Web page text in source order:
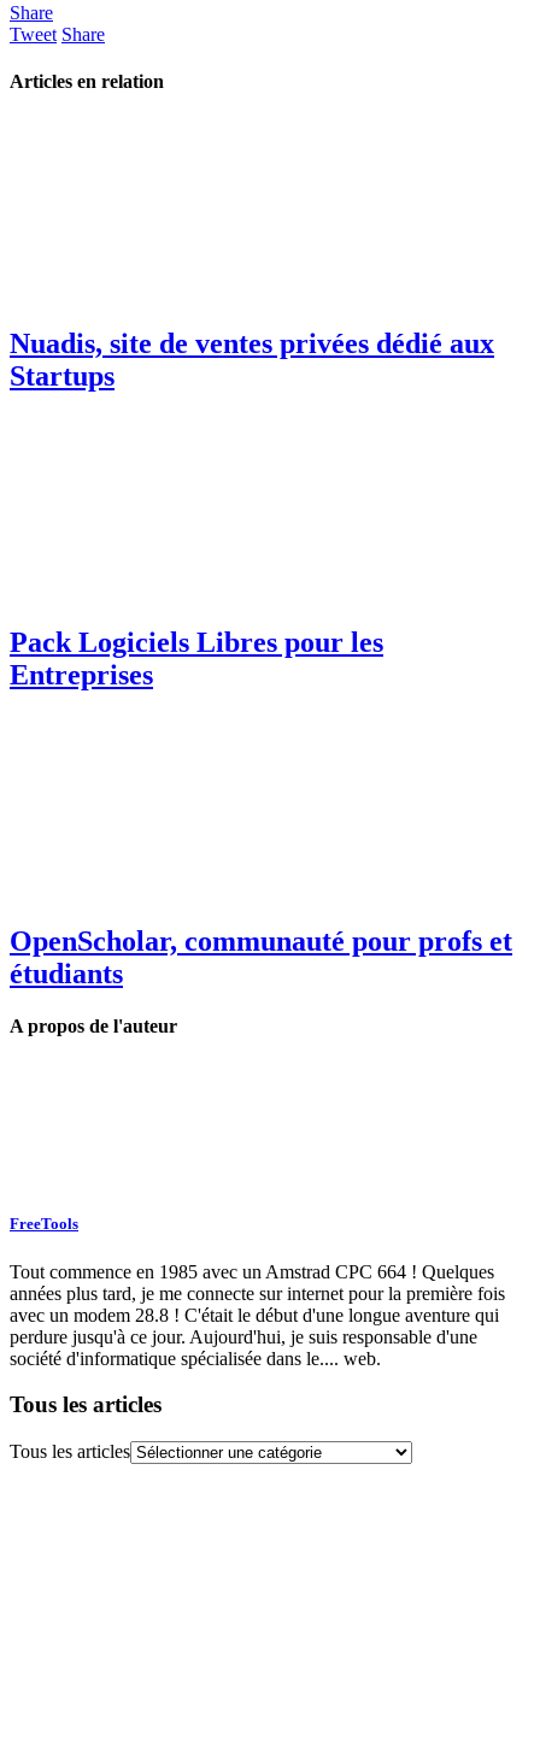
Share
Tweet Share
Articles en relation
Nuadis, site de ventes privées dédié aux
Startups
Pack Logiciels Libres pour les
Entreprises
OpenScholar, communauté pour profs et
étudiants
A propos de l'auteur
FreeTools
Tout commence en 1985 avec un Amstrad CPC 664 ! Quelques
années plus tard, je me connecte sur internet pour la première fois
avec un modem 28.8 ! C'était le début d'une longue aventure qui
perdure jusqu'à ce jour. Aujourd'hui, je suis responsable d'une
société d'informatique spécialisée dans le.... web.
Tous les articles
Tous les articles